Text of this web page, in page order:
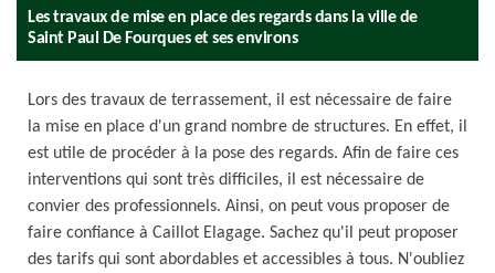
Les travaux de mise en place des regards dans la ville de
Saint Paul De Fourques et ses environs
Lors des travaux de terrassement, il est nécessaire de faire
la mise en place d'un grand nombre de structures. En effet, il
est utile de procéder à la pose des regards. Afin de faire ces
interventions qui sont très difficiles, il est nécessaire de
convier des professionnels. Ainsi, on peut vous proposer de
faire confiance à Caillot Elagage. Sachez qu'il peut proposer
des tarifs qui sont abordables et accessibles à tous. N'oubliez